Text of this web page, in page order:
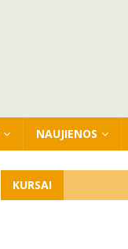
NAUJIENOS
KURSAI